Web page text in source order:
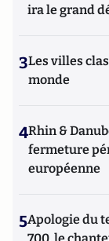
ira le grand
3Les villes
monde
4Rhin &
fermeture
européenne
5Apologie du